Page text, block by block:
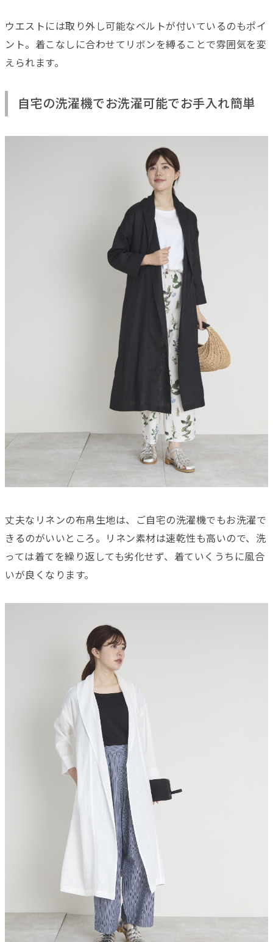
ウエストには取り外し可能なベルトが付いているのもポイ
ント。着こなしに合わせてリボンを縛ることで雰囲気を変
えられます。
自宅の洗濯機でお洗濯可能でお手入れ簡単
丈夫なリネンの布帛生地は、ご自宅の洗濯機でもお洗濯で
きるのがいいところ。リネン素材は速乾性も高いので、洗
っては着てを繰り返しても劣化せず、着ていくうちに風合
いが良くなります。